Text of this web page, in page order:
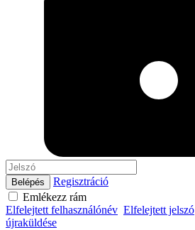
Belépés
Regisztráció
Emlékezz rám
Elfelejtett felhasználónév Elfelejtett jelszó
újraküldése